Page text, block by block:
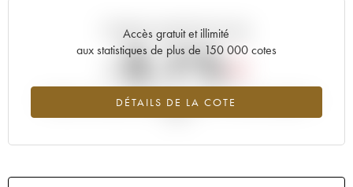
Accès gratuit et illimité
aux statistiques de plus de 150 000 cotes
DÉTAILS DE LA COTE
Tendance actuelle de la cote
-2.1%
Tendance à la baisse du millésime 2004 en 2026 par rapport à